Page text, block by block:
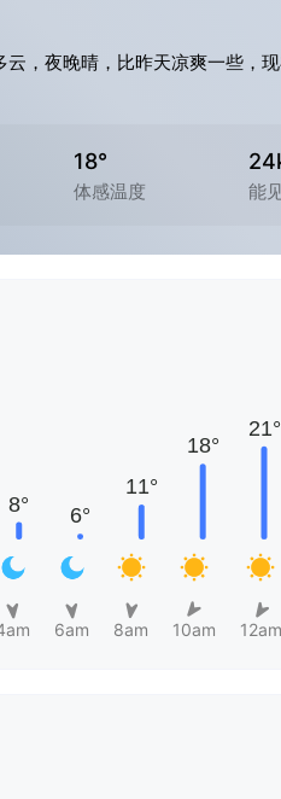
，夜晚晴，比昨天凉爽一些，现
18°
体感温度 能
6am 8am 10am 12am